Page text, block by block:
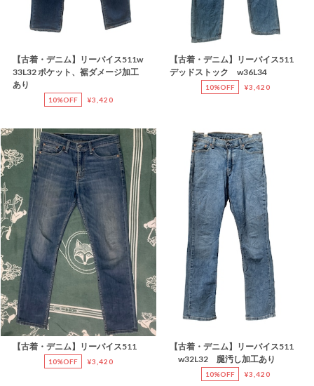
【古着・デニム】リーバイス511w
33L32 ポケット、裾ダメージ加工
あり
10%OFF ¥3,420
【古着・デニム】リーバイス511
デッドストック w36L34
10%OFF ¥3,420
【古着・デニム】リーバイス511
10%OFF ¥3,420
【古着・デニム】リーバイス511
w32L32 腿汚し加工あり
10%OFF ¥3,420